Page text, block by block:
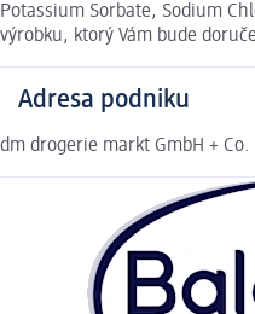
Potassium Sorbate, Sodium
výrobku, ktorý Vám bude
Adresa podniku
dm drogerie markt GmbH +